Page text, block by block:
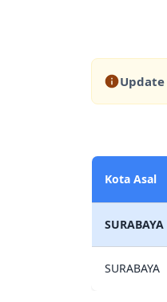
Update
Kota Asal
SURABAYA
SURABAYA